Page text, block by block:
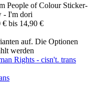
People of Colour Sticker-
- I'm dori
€ bis 14,90 €
auf. Die Optionen
werden